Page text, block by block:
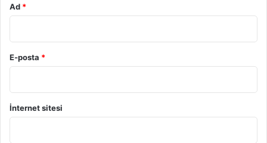
Ad *
E-posta *
İnternet sitesi